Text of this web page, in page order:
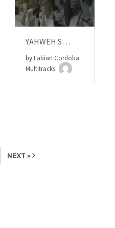
AÑADIR AL PEDIDO
ITEM PRICE:$15.00
YAHWEH SE MANIFESTARÁ | Multitrack | OASIS MINISTRY
byFabian Cordoba
Multitracks
NEXT »